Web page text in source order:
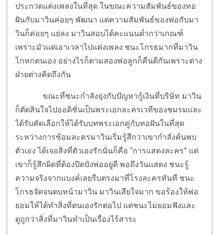
ประกวดแต่งเพลงในที่สุด ในขณะความสัมพันธ์ของทอ
ฝันกับมาวินค่อยๆ พัฒนา แต่ความสัมพันธ์ของพ่อกับมา
วินก็ค่อยๆ แย่ลง มาวินสอบได้คะแนนต่ำกว่าเกณฑ์
เพราะมัวแต่เอาเวลาไปแต่งเพลง ชนะโกรธมากที่มาวิน
โกหกตนเอง อย่างไรก็ตามสองพ่อลูกก็คืนดีกันเพราะต่าง
ฝ่ายต่างคิดถึงกัน
ขณะที่ชนะกำลังยุ่งกับปัญหากู้เงินที่บริษัท มาวิน
ก็ตัดสินใจไปออดิชั่นเป็นพระเอกละครเวทีของชมรมและ
ได้รับคัดเลือกให้ได้รับบทพระเอกคู่กับทอฝันในที่สุด
ระหว่างการซ้อมละครมาวินเริ่มรู้สึกว่าเขากำลังค้นพบ
ตัวเอง ได้เจอสิ่งที่ตัวเองรักนั่นก็คือ “การแสดงละคร” แต่
เขาก็รู้สึกผิดที่ต้องปิดบังพ่ออยู่ดี พอถึงวันแสดง ชนะรู้
ความจริงจากแบงค์เลยรีบตรงมาที่โรงละครทันที ชนะ
โกรธจัดจนตบหน้ามาวิน มาวินเสียใจมาก ขอร้องให้พ่อ
ยอมให้ได้ทำสิ่งที่ตนเองรักต่อไป แต่ชนะไม่ยอมฟังและ
ดูถูกว่าสิ่งที่มาวินทำเป็นเรื่องไร้สาระ